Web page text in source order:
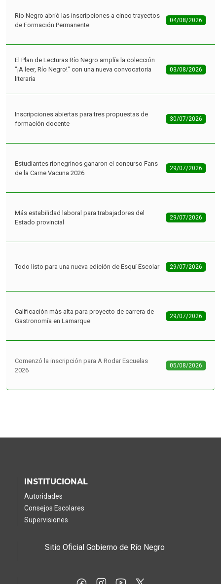
Río Negro abrió las inscripciones a cinco trayectos
de Formación Permanente
04/08/2026
El Plan de Lecturas Río Negro amplía la colección
"¡A leer, Río Negro!" con una nueva convocatoria
literaria
03/08/2026
Inscripciones abiertas para tres propuestas de
formación docente
30/07/2026
Estudiantes rionegrinos ganaron el concurso Fans
de la Carne Vacuna 2026
29/07/2026
Más estabilidad laboral para trabajadores del
Estado provincial
29/07/2026
Todo listo para una nueva edición de Esquí Escolar 29/07/2026
Calificación más alta para proyecto de carrera de
Gastronomía en Lamarque
29/07/2026
Comenzó la inscripción para A Rodar Escuelas
2026
05/08/2026
INSTITUCIONAL
Autoridades
Consejos Escolares
Supervisiones
Sitio Oficial Gobierno de Río Negro